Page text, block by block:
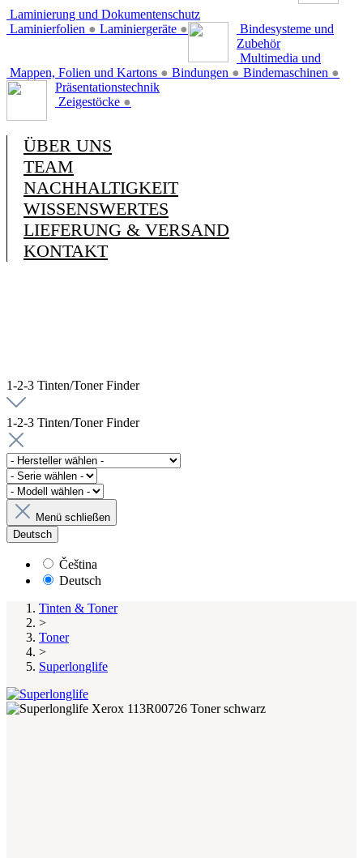
Laminierung und Dokumentenschutz
Laminierfolien ● Laminiergeräte ●
Bindesysteme und
Zubehör
Mappen, Folien und Kartons ● Bindungen ● Bindemaschinen ●
Multimedia und
Präsentationstechnik
Zeigestöcke ●
ÜBER UNS
TEAM
NACHHALTIGKEIT
WISSENSWERTES
LIEFERUNG & VERSAND
KONTAKT
1-2-3 Tinten/Toner Finder
1-2-3 Tinten/Toner Finder
Menü schließen
Deutsch
Čeština
Deutsch
Tinten & Toner
>
Toner
>
Superlonglife